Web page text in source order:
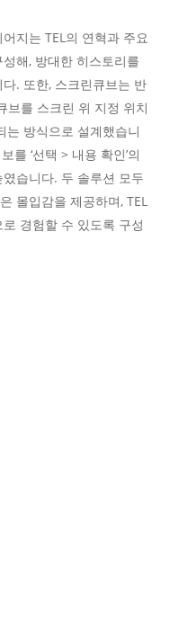
지는 TEL의 연혁과 주요
해, 방대한 히스토리를
. 또한, 스크린큐브는 반
브를 스크린 위 지정 위치
는 방식으로 설계했습니
를 ‘선택 > 내용 확인’의
습니다. 두 솔루션 모두
몰입감을 제공하며, TEL
경험할 수 있도록 구성